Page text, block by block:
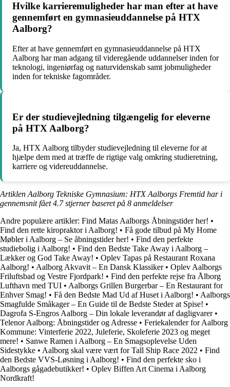
Hvilke karrieremuligheder har man efter at have
gennemført en gymnasieuddannelse på HTX
Aalborg?
Efter at have gennemført en gymnasieuddannelse på HTX
Aalborg har man adgang til videregående uddannelser inden for
teknologi, ingeniørfag og naturvidenskab samt jobmuligheder
inden for tekniske fagområder.
Er der studievejledning tilgængelig for eleverne
på HTX Aalborg?
Ja, HTX Aalborg tilbyder studievejledning til eleverne for at
hjælpe dem med at træffe de rigtige valg omkring studieretning,
karriere og videreuddannelse.
Artiklen Aalborg Tekniske Gymnasium: HTX Aalborgs Fremtid har i
gennemsnit fået4.7stjerner baseret på 8 anmeldelser
Andre populære artikler: Find Matas Aalborgs Åbningstider her! •
Find den rette kiropraktor i Aalborg! • Få gode tilbud på My Home
Møbler i Aalborg – Se åbningstider her! • Find den perfekte
studiebolig i Aalborg! • Find den Bedste Take Away i Aalborg –
Lækker og God Take Away! • Oplev Tapas på Restaurant Roxana
Aalborg! • Aalborg Akvavit – En Dansk Klassiker• Oplev Aalborgs
Friluftsbad og Vestre Fjordpark! • Find den perfekte rejse fra Ålborg
Lufthavn med TUI • Aalborgs Grillen Burgerbar – En Restaurant for
Enhver Smag! • Få den Bedste Mad Ud af Huset i Aalborg! • Aalborgs
Smagfulde Småkager – En Guide til de Bedste Steder at Spise! •
Dagrofa S-Engros Aalborg – Din lokale leverandør af dagligvarer•
Telenor Aalborg: Åbningstider og Adresse • Feriekalender for Aalborg
Kommune: Vinterferie 2022, Juleferie, Skoleferie 2023 og meget
mere! • Sanwe Ramen i Aalborg – En Smagsoplevelse Uden
Sidestykke • Aalborg skal være vært for Tall Ship Race 2022 • Find
den Bedste VVS-Løsning i Aalborg! • Find den perfekte sko i
Aalborgs gågadebutikker! • Oplev Biffen Art Cinema i Aalborg
Nordkraft!